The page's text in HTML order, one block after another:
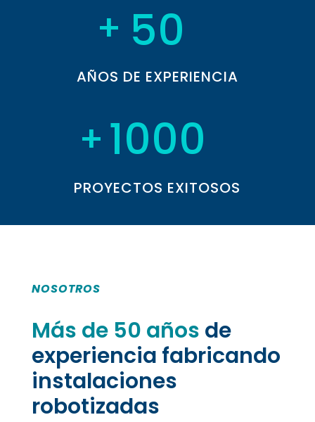
50
AÑOS DE EXPERIENCIA
1000
PROYECTOS EXITOSOS
NOSOTROS
Más de 50 años de
experiencia fabricando
instalaciones
robotizadas